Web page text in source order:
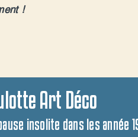
!
Art Déco
insolite dans les année